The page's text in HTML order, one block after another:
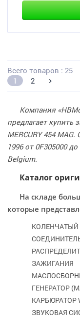
Всего товаров : 25
1
2
Компания
предлагает купить
MERCURY 454 MAG.
1996 от 0F305000 до
Belgium.
Каталог
На складе
которые
ЗАЖИГАНИЯ
ГЕНЕРАТОР
КАРБЮРАТОР
ЗВУКОВАЯ